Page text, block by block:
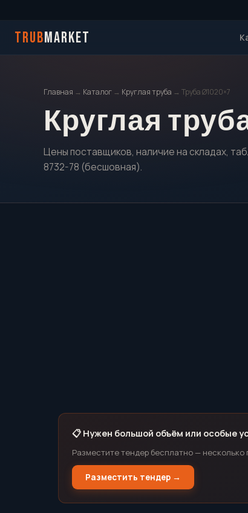
TRUBMARKET
Главная → Каталог → Круглая труба → Труба Ø1020×7
Круглая
Цены поставщиков, наличие на складах,
8732-78 (бесшовная).
📋 Нужен большой объём или особые
Разместите тендер бесплатно —
Разместить тендер →